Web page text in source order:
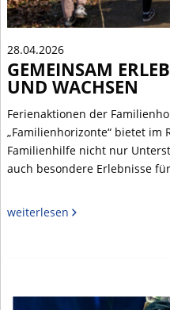
28.04.2026
GEMEINSAM
UND WACHSEN
Ferienaktionen der
„Familienhorizonte“ bietet im
Familienhilfe nicht nur
auch besondere Erlebnisse
weiterlesen